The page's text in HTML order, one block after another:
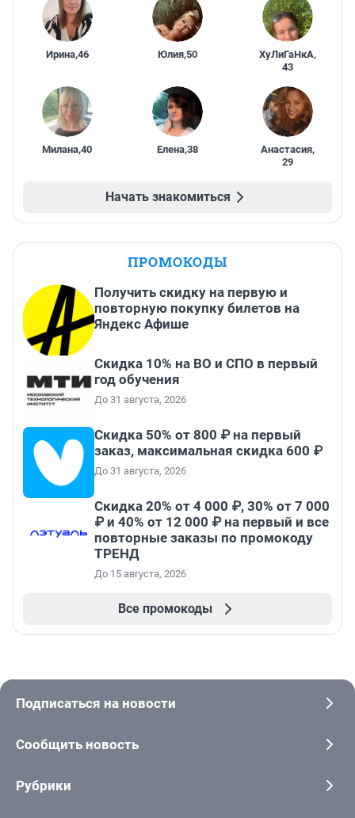
Ирина,46 Юлия,50 ХуЛиГаНкА,
43
Милана,40 Елена,38 Анастасия,
29
Начать знакомиться
ПРОМОКОДЫ
Получить скидку на первую и
повторную покупку билетов на
Яндекс Афише
Скидка 10% на ВО и СПО в первый
год обучения
До 31 августа, 2026
Скидка 50% от 800 ₽ на первый
заказ, максимальная скидка 600 ₽
До 31 августа, 2026
Скидка 20% от 4 000 ₽, 30% от 7 000
₽ и 40% от 12 000 ₽ на первый и все
повторные заказы по промокоду
ТРЕНД
До 15 августа, 2026
Все промокоды
Подписаться на новости
Сообщить новость
Рубрики